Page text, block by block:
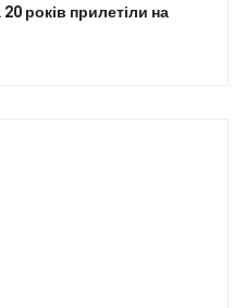
років прилетіли на